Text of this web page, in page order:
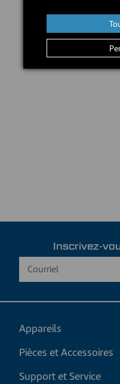
Inscrivez-
Appareils
Pièces et Accessoires
Support et Service